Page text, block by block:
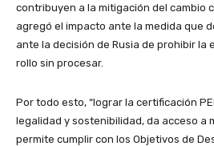
contribuyen a la mitigación del cambio
agregó el impacto ante la medida que
ante la decisión de Rusia de prohibir la
rollo sin procesar.
Por todo esto, “lograr la certificación
legalidad y sostenibilidad, da acceso a
permite cumplir con los Objetivos de